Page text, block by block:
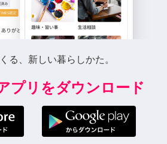
る、新しい暮らしかた。
プリをダウンロード